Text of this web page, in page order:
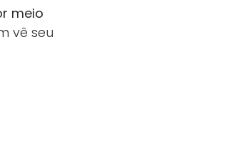
meio
vê seu